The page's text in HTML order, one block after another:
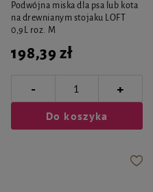
Podwójna miska dla psa lub kota
na drewnianym stojaku LOFT
0,9L roz. M
198,39 zł
- +
Do koszyka